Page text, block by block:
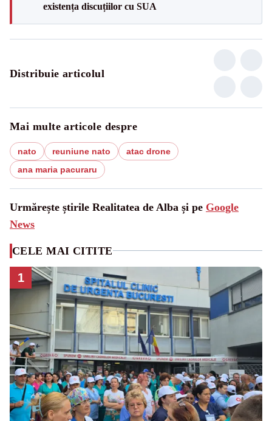
existența discuțiilor cu SUA
Distribuie articolul
Mai multe articole despre
nato reuniune nato
atac drone
ana maria pacuraru
Urmărește știrile Realitatea de Alba și pe Google
News
CELE MAI CITITE
1